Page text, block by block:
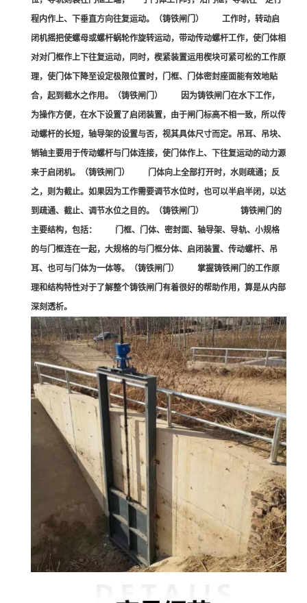
程内作上、下垂直方向往复运动。（铸铁闸门） 工作时，转动启
闭机摇把使螺母或螺杆蜗轮作旋转运动，带动传动螺杆工作，使门体相
对对门框作上下往复运动，同时，楔紧装置运用楔块可紧可松的工作原
理，使门体下降至设定极限位置时，门框、门体密封座面能有效地贴
合，起到截水之作用。（铸铁闸门） 因为铸铁闸门在水下工作，
为操作方便，在水下设置了启闭装置，由于闸门标高不相一致，所以传
动螺杆的长短，轴导架的设置与否，视其具体尺寸而定。吊耳、吊块、
销轴主要用于传动螺杆与门体连接，使门体作上、下往复运动的动力源
来于启闭机。（铸铁闸门） 门体向上全部打开时，水则疏通；反
之，则为截止。如果因为工作需要调节水位时，也可以半启半闭，以达
到疏通、截止、调节水位之目的。（铸铁闸门） 铸铁闸门的
主要结构，包括： 门框、门体、密封面、轴导架、导轨、小规格
的与门框连在一起，大规格的与门框分体、启闭装置、传动螺杆、吊
耳、也可与门体为一体等。（铸铁闸门） 掌握铸铁闸门的工作原
理和结构特性对于了解整个铸铁闸门有着很好的帮助作用，算是从内部
深刻透析。